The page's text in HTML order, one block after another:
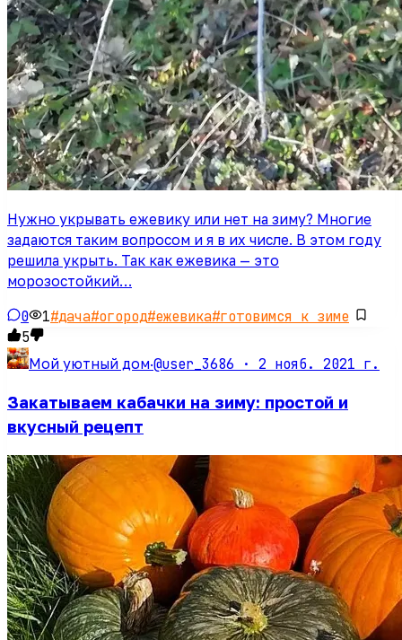
Нужно укрывать ежевику или нет на зиму? Многие
задаются таким вопросом и я в их числе. В этом году
решила укрыть. Так как ежевика — это
морозостойкий…
0 1#дача#огород#ежевика#готовимся к зиме
5
Мой уютный дом·@user_3686 · 2 нояб. 2021 г.
Закатываем кабачки на зиму: простой и
вкусный рецепт